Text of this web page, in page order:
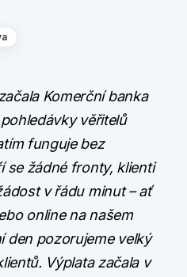
Komerční banka
věřitelů
funguje bez
se žádné fronty, klienti
v řádu minut – ať
online na našem
den pozorujeme velký
Výplata začala v